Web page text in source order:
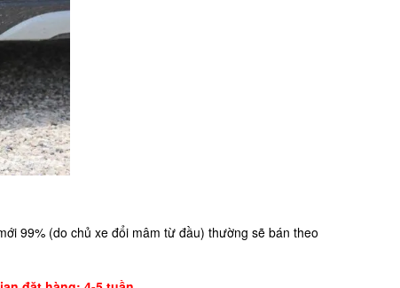
99% (do chủ xe đổi mâm từ đầu) thường sẽ bán theo